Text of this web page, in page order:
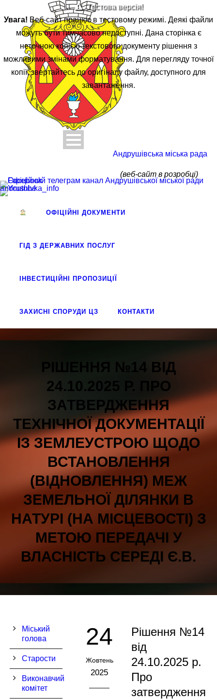
Тестова версія!
Увага! Веб-сайт працює в тестовому режимі. Деякі файли
можуть бути тимчасово недоступні. Дана сторінка є
неточною копією текстового документу рішення з
можливими змінами форматування. Для перегляду точної
копії, звертайтесь до оригіналу файлу, доступного для
завантаження.
Андрушівська міська рада
(веб-сайт в розробці)
andrushivka_info
ОФІЦІЙНІ ДОКУМЕНТИ
ГІД З ДЕРЖАВНИХ ПОСЛУГ
ІНВЕСТИЦІЙНІ ПРОПОЗИЦІЇ
ЗАХИСНІ СПОРУДИ ЦЗ КОНТАКТИ
РІШЕННЯ №14 ВІД
24.10.2025 Р. ПРО
ЗАТВЕРДЖЕННЯ
ТЕХНІЧНОЇ ДОКУМЕНТАЦІЇ
ІЗ ЗЕМЛЕУСТРОЮ ЩОДО
ВСТАНОВЛЕННЯ
(ВІДНОВЛЕННЯ) МЕЖ
ЗЕМЕЛЬНОЇ ДІЛЯНКИ В
НАТУРІ (НА МІСЦЕВОСТІ) З
МЕТОЮ ПЕРЕДАЧІ У
ВЛАСНІСТЬ СЕРЕДІ Є.В.
24
Жовтень
2025
Рішення №14
від
24.10.2025 р.
Про
затвердження
Міський
голова
Старости
Виконавчий
комітет